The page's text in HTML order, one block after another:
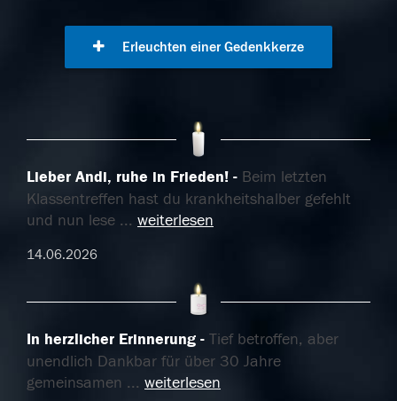
Erleuchten einer Gedenkkerze
Lieber Andi, ruhe in Frieden!
Beim letzten
Klassentreffen hast du krankheitshalber gefehlt
und nun lese ... weiterlesen
14.06.2026
In herzlicher Erinnerung
Tief betroffen, aber
unendlich Dankbar für über 30 Jahre
gemeinsamen ... weiterlesen